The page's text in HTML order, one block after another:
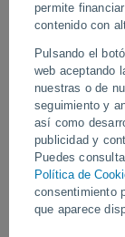
permite
contenido con
Pulsando el
web aceptando
nuestras o de
seguimiento y
así como
publicidad y
Puedes
Política de
consentimiento
que aparece
¡Una
extremos
También
El fenómeno
eléctricas,
regiones.